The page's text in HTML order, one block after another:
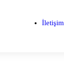
İletişim